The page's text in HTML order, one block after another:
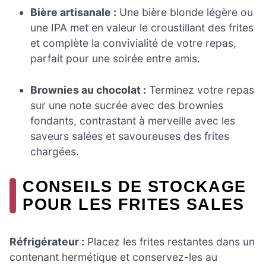
Bière artisanale : Une bière blonde légère ou
une IPA met en valeur le croustillant des frites
et complète la convivialité de votre repas,
parfait pour une soirée entre amis.
Brownies au chocolat : Terminez votre repas
sur une note sucrée avec des brownies
fondants, contrastant à merveille avec les
saveurs salées et savoureuses des frites
chargées.
CONSEILS DE STOCKAGE
POUR LES FRITES SALES
Réfrigérateur : Placez les frites restantes dans un
contenant hermétique et conservez-les au